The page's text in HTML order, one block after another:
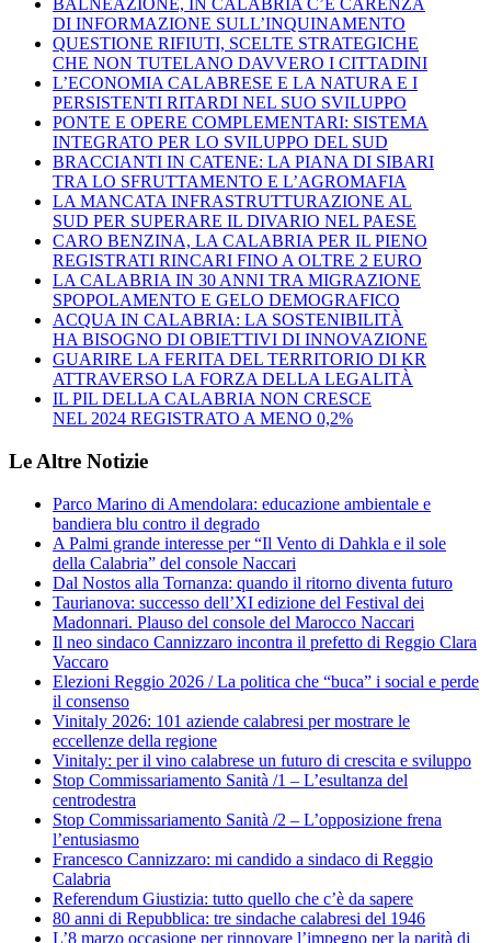
BALNEAZIONE, IN CALABRIA C’È CARENZA
DI INFORMAZIONE SULL’INQUINAMENTO
QUESTIONE RIFIUTI, SCELTE STRATEGICHE
CHE NON TUTELANO DAVVERO I CITTADINI
L’ECONOMIA CALABRESE E LA NATURA E I
PERSISTENTI RITARDI NEL SUO SVILUPPO
PONTE E OPERE COMPLEMENTARI: SISTEMA
INTEGRATO PER LO SVILUPPO DEL SUD
BRACCIANTI IN CATENE: LA PIANA DI SIBARI
TRA LO SFRUTTAMENTO E L’AGROMAFIA
LA MANCATA INFRASTRUTTURAZIONE AL
SUD PER SUPERARE IL DIVARIO NEL PAESE
CARO BENZINA, LA CALABRIA PER IL PIENO
REGISTRATI RINCARI FINO A OLTRE 2 EURO
LA CALABRIA IN 30 ANNI TRA MIGRAZIONE
SPOPOLAMENTO E GELO DEMOGRAFICO
ACQUA IN CALABRIA: LA SOSTENIBILITÀ
HA BISOGNO DI OBIETTIVI DI INNOVAZIONE
GUARIRE LA FERITA DEL TERRITORIO DI KR
ATTRAVERSO LA FORZA DELLA LEGALITÀ
IL PIL DELLA CALABRIA NON CRESCE
NEL 2024 REGISTRATO A MENO 0,2%
Le Altre Notizie
Parco Marino di Amendolara: educazione ambientale e
bandiera blu contro il degrado
A Palmi grande interesse per “Il Vento di Dahkla e il sole
della Calabria” del console Naccari
Dal Nostos alla Tornanza: quando il ritorno diventa futuro
Taurianova: successo dell’XI edizione del Festival dei
Madonnari. Plauso del console del Marocco Naccari
Il neo sindaco Cannizzaro incontra il prefetto di Reggio Clara
Vaccaro
Elezioni Reggio 2026 / La politica che “buca” i social e perde
il consenso
Vinitaly 2026: 101 aziende calabresi per mostrare le
eccellenze della regione
Vinitaly: per il vino calabrese un futuro di crescita e sviluppo
Stop Commissariamento Sanità /1 – L’esultanza del
centrodestra
Stop Commissariamento Sanità /2 – L’opposizione frena
l’entusiasmo
Francesco Cannizzaro: mi candido a sindaco di Reggio
Calabria
Referendum Giustizia: tutto quello che c’è da sapere
80 anni di Repubblica: tre sindache calabresi del 1946
L’8 marzo occasione per rinnovare l’impegno per la parità di